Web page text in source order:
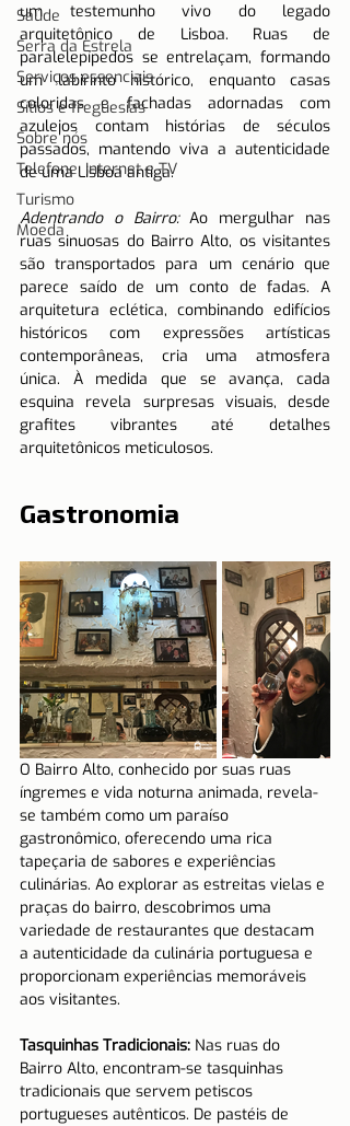
Saúde
Serra da Estrela
Serviços essenciais
Sítios e freguesias
Sobre nós
Telefone, Internet e TV
Turismo
Moeda
um testemunho vivo do legado
arquitetônico de Lisboa. Ruas de
paralelepípedos se entrelaçam, formando
um labirinto histórico, enquanto casas
coloridas e fachadas adornadas com
azulejos contam histórias de séculos
passados, mantendo viva a autenticidade
de uma Lisboa antiga.
Adentrando o Bairro: Ao mergulhar nas
ruas sinuosas do Bairro Alto, os visitantes
são transportados para um cenário que
parece saído de um conto de fadas. A
arquitetura eclética, combinando edifícios
históricos com expressões artísticas
contemporâneas, cria uma atmosfera
única. À medida que se avança, cada
esquina revela surpresas visuais, desde
grafites vibrantes até detalhes
arquitetônicos meticulosos.
Gastronomia
O Bairro Alto, conhecido por suas ruas
íngremes e vida noturna animada, revela-
se também como um paraíso
gastronômico, oferecendo uma rica
tapeçaria de sabores e experiências
culinárias. Ao explorar as estreitas vielas e
praças do bairro, descobrimos uma
variedade de restaurantes que destacam
a autenticidade da culinária portuguesa e
proporcionam experiências memoráveis
aos visitantes.
Tasquinhas Tradicionais: Nas ruas do
Bairro Alto, encontram-se tasquinhas
tradicionais que servem petiscos
portugueses autênticos. De pastéis de